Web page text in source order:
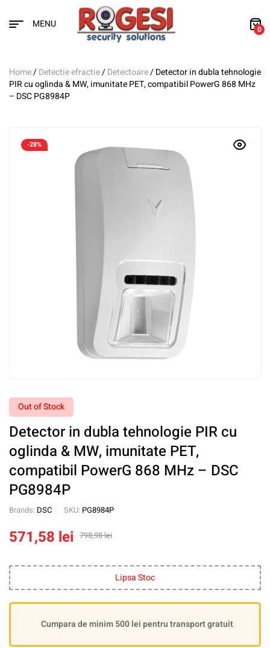
MENU 0
Home/Detectie efractie/Detectoare/ Detector in dubla tehnologie
PIR cu oglinda & MW, imunitate PET, compatibil PowerG 868 MHz
– DSC PG8984P
-28%
Out of Stock
Detector in dubla tehnologie PIR cu
oglinda & MW, imunitate PET,
compatibil PowerG 868 MHz – DSC
PG8984P
Brands: DSC SKU: PG8984P
798,98lei
571,58 lei
Lipsa Stoc
Cumpara de minim 500 lei pentru transport gratuit